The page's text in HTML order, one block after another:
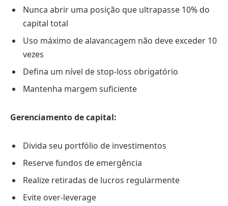
Nunca abrir uma posição que ultrapasse 10% do
capital total
Uso máximo de alavancagem não deve exceder 10
vezes
Defina um nível de stop-loss obrigatório
Mantenha margem suficiente
Gerenciamento de capital:
Divida seu portfólio de investimentos
Reserve fundos de emergência
Realize retiradas de lucros regularmente
Evite over-leverage